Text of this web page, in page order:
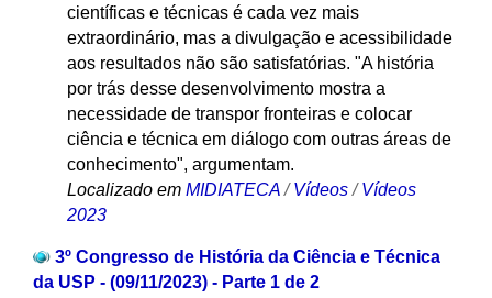
científicas e técnicas é cada vez mais
extraordinário, mas a divulgação e acessibilidade
aos resultados não são satisfatórias. "A história
por trás desse desenvolvimento mostra a
necessidade de transpor fronteiras e colocar
ciência e técnica em diálogo com outras áreas de
conhecimento", argumentam.
Localizado em MIDIATECA /Vídeos /Vídeos
2023
3º Congresso de História da Ciência e Técnica
da USP - (09/11/2023) - Parte 1 de 2